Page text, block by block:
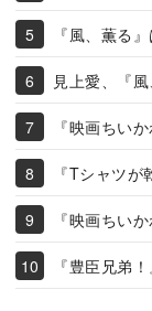
『風、薫る
見上愛、『
『映画ちい
『Tシャツ
『映画ちい
『豊臣兄弟